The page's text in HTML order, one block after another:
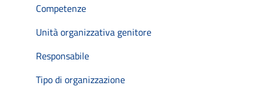
Competenze
Unità organizzativa genitore
Responsabile
Tipo di organizzazione